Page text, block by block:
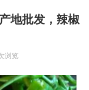
地批发，辣椒
浏览